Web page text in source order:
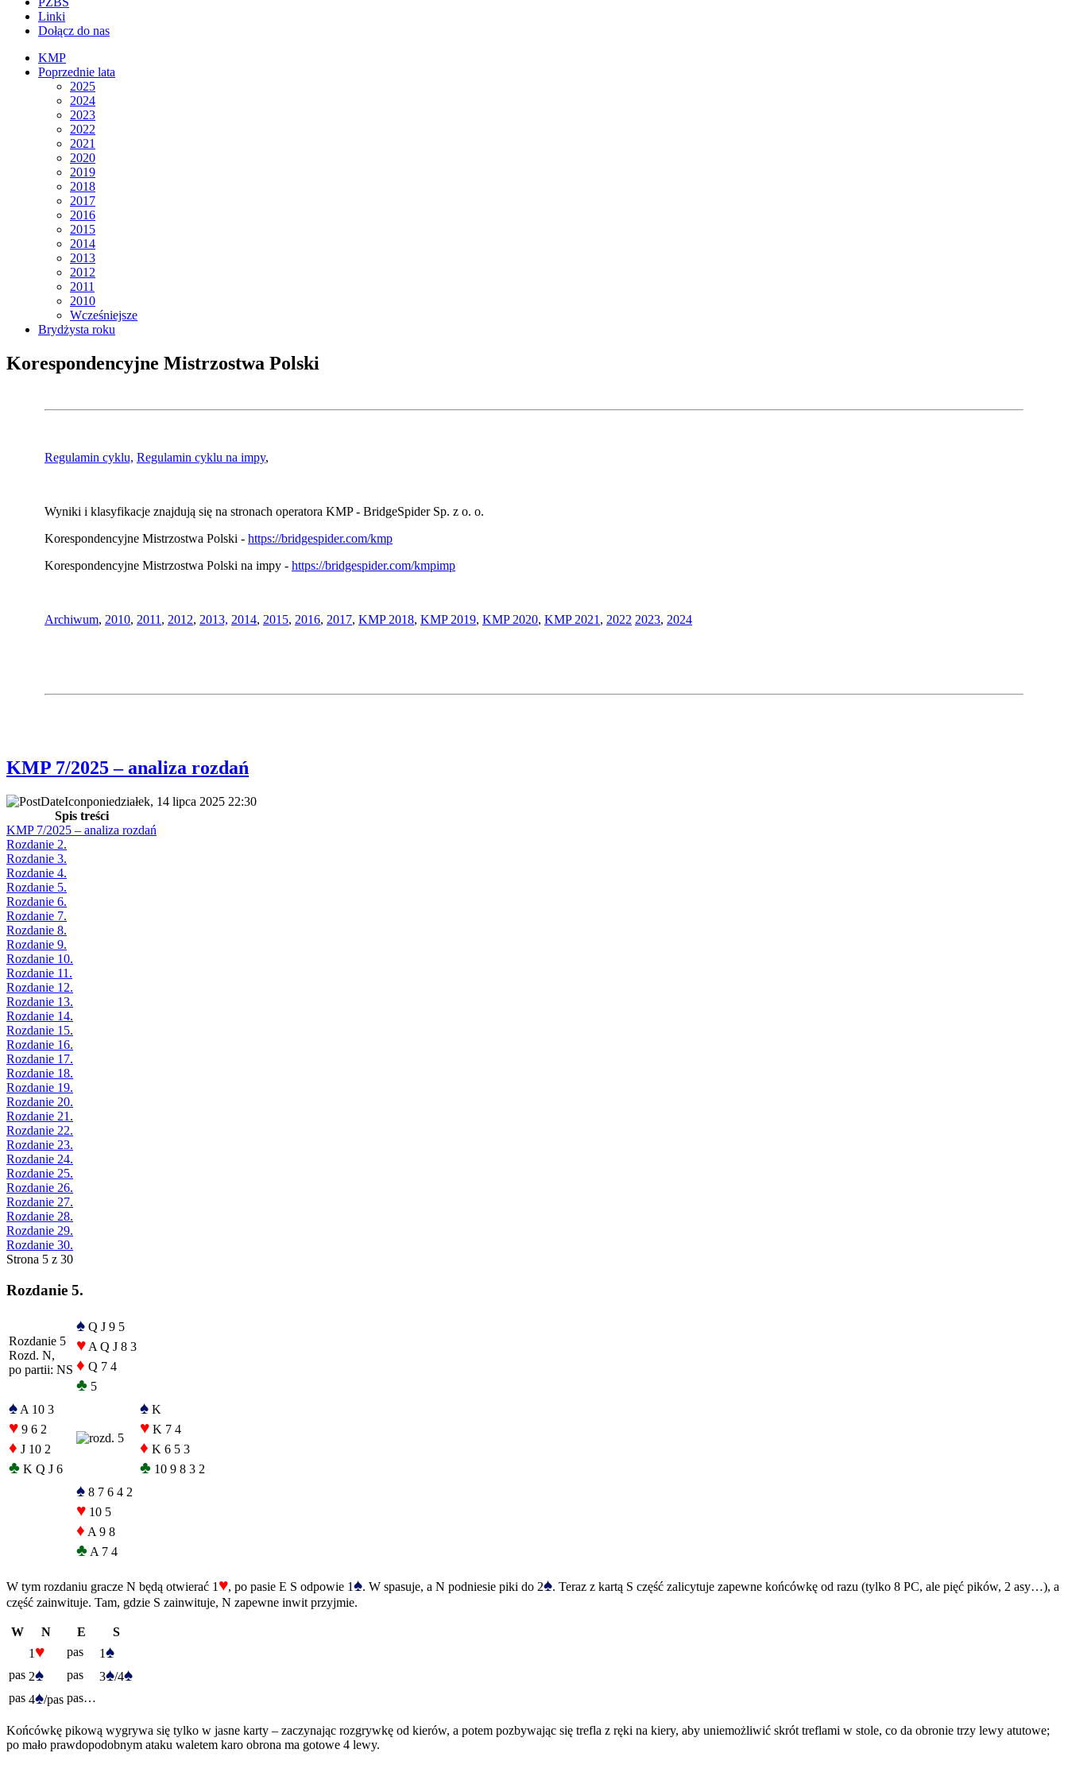
Linki
Dołącz do nas
KMP
Poprzednie lata
2025
2024
2023
2022
2021
2020
2019
2018
2017
2016
2015
2014
2013
2012
2011
2010
Wcześniejsze
Brydżysta roku
Korespondencyjne Mistrzostwa Polski
Regulamin cyklu, Regulamin cyklu na impy,
Wyniki i klasyfikacje znajdują się na stronach operatora KMP - BridgeSpider Sp. z o. o.
Korespondencyjne Mistrzostwa Polski - https://bridgespider.com/kmp
Korespondencyjne Mistrzostwa Polski na impy - https://bridgespider.com/kmpimp
Archiwum, 2010, 2011 , 2012, 2013, 2014, 2015, 2016, 2017, KMP 2018, KMP 2019, KMP 2020, KMP 2021 , 2022 2023, 2024
KMP 7/2025 – analiza rozdań
poniedziałek, 14 lipca 2025 22:30
Spis treści
KMP 7/2025 – analiza rozdań
Rozdanie 2.
Rozdanie 3.
Rozdanie 4.
Rozdanie 5.
Rozdanie 6.
Rozdanie 7.
Rozdanie 8.
Rozdanie 9.
Rozdanie 10.
Rozdanie 11.
Rozdanie 12.
Rozdanie 13.
Rozdanie 14.
Rozdanie 15.
Rozdanie 16.
Rozdanie 17.
Rozdanie 18.
Rozdanie 19.
Rozdanie 20.
Rozdanie 21.
Rozdanie 22.
Rozdanie 23.
Rozdanie 24.
Rozdanie 25.
Rozdanie 26.
Rozdanie 27.
Rozdanie 28.
Rozdanie 29.
Rozdanie 30.
Strona 5 z 30
Rozdanie 5.
Rozdanie 5
Rozd. N,
po partii: NS
♠ Q J 9 5
♥ A Q J 8 3
♦ Q 7 4
♣ 5
♠ A 10 3
♥ 9 6 2
♦ J 10 2
♣ K Q J 6
♠ K
♥ K 7 4
♦ K 6 5 3
♣ 10 9 8 3 2
♠ 8 7 6 4 2
♥ 10 5
♦ A 9 8
♣ A 7 4
W tym rozdaniu gracze N będą otwierać 1 ♥, po pasie E S odpowie 1♠. W spasuje, a N podniesie piki do 2♠. Teraz z kartą S część zalicytuje zapewne końcówkę od razu (tylko 8 PC, ale pięć pików, 2 asy…), a
część zainwituje. Tam, gdzie S zainwituje, N zapewne inwit przyjmie.
W N E
S
1 ♥ pas 1♠
pas 2♠ pas 3♠/4♠
pas 4♠/pas pas…
Końcówkę pikową wygrywa się tylko w jasne karty – zaczynając rozgrywkę od kierów, a potem pozbywając się trefla z ręki na kiery, aby uniemożliwić skrót treflami w stole, co da obronie trzy lewy atutowe;
po mało prawdopodobnym ataku waletem karo obrona ma gotowe 4 lewy.